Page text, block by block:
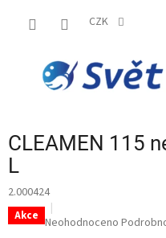
CZK
CLEAMEN 115
L
2.000424
Akce Průměrné
Neohodnoceno